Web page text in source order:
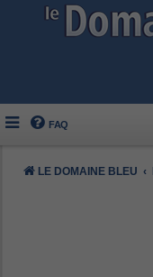
FAQ
LE DOMAINE BLEU